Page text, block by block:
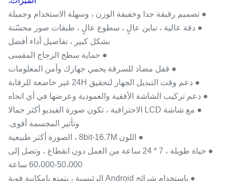
● تصميم رقيقة جدا وخفيفة الوزن ، وسهلة الاستخدام وجميلة
● دقة عالية ، تباين عالٍ ، سطوع عالٍ ، طبقات صور محسّنة
بشكل كبير ، تفاصيل أداء أفضل
● حماية سطح الزجاج المقسى
● قفل مضاد للسرقة يحمي جهازك وأمن المعلومات
● دعم وقت التبديل الجهاز لتحقيق 24H غير خاضعة للرقابة
● دعم تركيب الشاشة الأفقية والعمودية وعرضها في أي اتجاه
● مع شاشة LCD الاحترافية ، تكون صورة الفيديو أكثر جمالا
وتأثير المجسمة أقوى.
● اللون 8bit-16.7M ، الصورة أكثر طبيعية
● حياة طويلة ، 7 * 24 ساعة من العمل دون انقطاع ، وتصل إلى
50،000-60،000 ساعة
● باستخدام شرائح Android الرئيسية ، يتمتع بإمكانية قوية